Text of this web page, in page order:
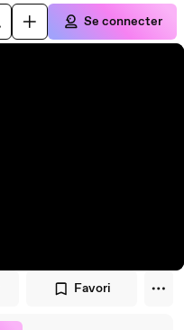
Se connecter
Favori